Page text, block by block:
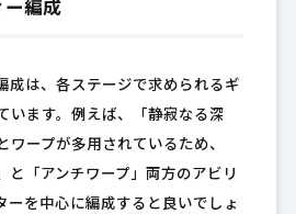
ー編成
成は、各ステージで求められるギ
います。例えば、「静寂なる深
ワープが多用されているため、
と「アンチワープ」両方のアビリ
ーを中心に編成すると良いでしょ